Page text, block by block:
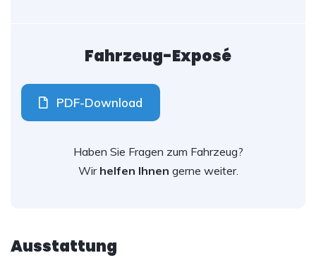
Fahrzeug-Exposé
PDF-Download
Haben Sie Fragen zum Fahrzeug?
Wir helfen Ihnen gerne weiter.
Ausstattung